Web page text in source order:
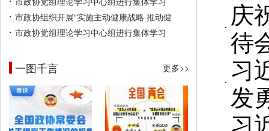
市政协组织开展“实施主动健康战略 推动健
市政协党组理论学习中心组进行集体学习
一图千言 更多>>
庆
待
习
发
习